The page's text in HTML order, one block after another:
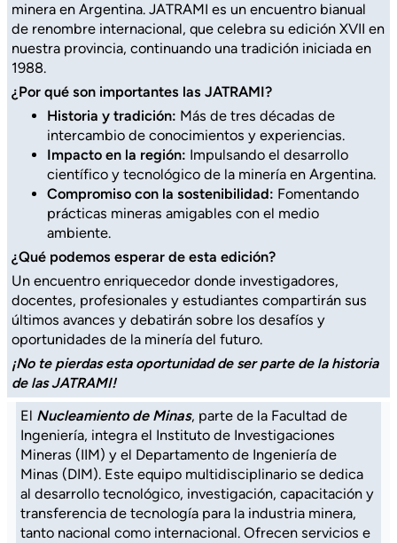
minera en Argentina. JATRAMI es un encuentro bianual
de renombre internacional, que celebra su edición XVII en
nuestra provincia, continuando una tradición iniciada en
1988.
¿Por qué son importantes las JATRAMI?
Historia y tradición: Más de tres décadas de
intercambio de conocimientos y experiencias.
Impacto en la región: Impulsando el desarrollo
científico y tecnológico de la minería en Argentina.
Compromiso con la sostenibilidad: Fomentando
prácticas mineras amigables con el medio
ambiente.
¿Qué podemos esperar de esta edición?
Un encuentro enriquecedor donde investigadores,
docentes, profesionales y estudiantes compartirán sus
últimos avances y debatirán sobre los desafíos y
oportunidades de la minería del futuro.
¡No te pierdas esta oportunidad de ser parte de la historia
de las JATRAMI!
El Nucleamiento de Minas, parte de la Facultad de
Ingeniería, integra el Instituto de Investigaciones
Mineras (IIM) y el Departamento de Ingeniería de
Minas (DIM). Este equipo multidisciplinario se dedica
al desarrollo tecnológico, investigación, capacitación y
transferencia de tecnología para la industria minera,
tanto nacional como internacional. Ofrecen servicios e